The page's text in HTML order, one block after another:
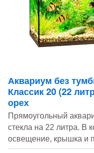
Аквариум без
Классик 20 (22
орех
Прямоугольный
стекла на 22 литра. В
освещение, крышка и